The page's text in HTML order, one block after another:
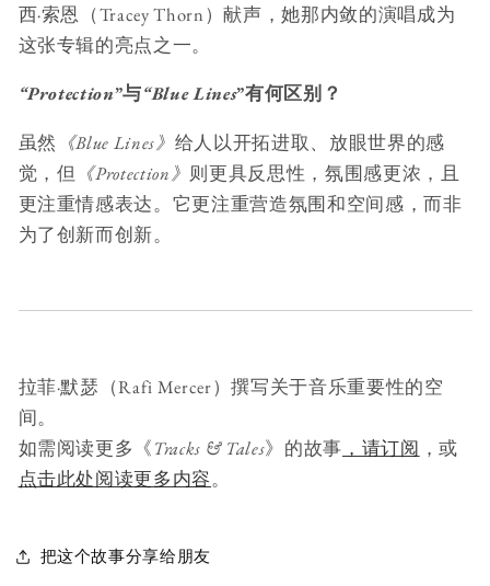
西·索恩（Tracey Thorn）献声，她那内敛的演唱成为
这张专辑的亮点之一。
“Protection”与“Blue Lines”有何区别？
虽然 《Blue Lines》 给人以开拓进取、放眼世界的感
觉，但 《Protection》 则更具反思性，氛围感更浓，且
更注重情感表达。它更注重营造氛围和空间感，而非
为了创新而创新。
拉菲·默瑟（Rafi Mercer）撰写关于音乐重要性的空
间。
如需阅读更多《Tracks & Tales》的故事 ，请订阅 ，或
点击此处阅读更多内容。
把这个故事分享给朋友